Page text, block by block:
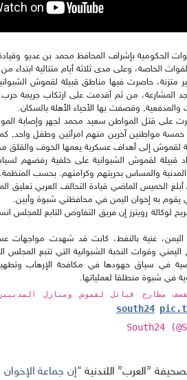
الحكومية بإشراف المحافظ محمد بن عديو
وغير متزنة، حاصرت فيها مناطق قبيلة لقموش
من ثم أقدمت على ارتكاب جريمة حرب
والمدفعية, وقصفت بها الأحياء الأهلة بالسكان.
على قتل المواطن سعيد محمد لجهر وإصابة
مواطنين آخرين منهم امرأتين وطفل واحد,
لقموش إلى أهداف عسكرية يعمها الخوف والقلق
قبيلة لقموش الشبوانية على خلفية رفضهم
والمساس بحريتهم وكرامتهم. بحسب المنظمة.
أبلغ الخميس الماضي قيادة التحالف العربي تعليق
يقوم به إخوان اليمن في محافظتي شبوة وأبين.
رويترز إن فريق التفاوض التابع للمجلس
غنية بالنفط، كانت قد شهدت مواجهات
وقوات النخبة الشبوانية التي تتبع المجلس
في سياق جهودها في مكافحة الإرهاب
في شبوة منطلقا لعملياتها.
مطارح قبائل لقموش ومنازل
”العرب” اللندنية "إن جماعة الإخوان